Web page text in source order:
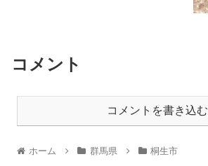
コメント
コメントを書き込む
ホーム 群馬県 桐生市